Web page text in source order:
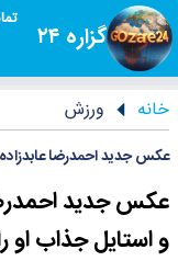
گزاره ۲۴
خانه ورزش
عکس جدید احمدرضا
عکس جدید احمدرضا
و استایل جذاب او